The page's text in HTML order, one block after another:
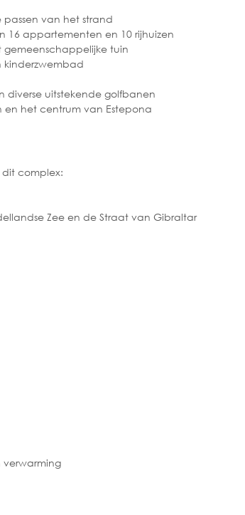
passen van het strand
16 appartementen en 10 rijhuizen
tuin
kinderzwembad
uitstekende golfbanen
het centrum van Estepona
complex:
Zee en de Straat van Gibraltar
verwarming